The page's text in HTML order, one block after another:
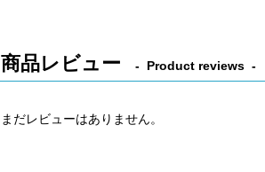
商品レビュー Product reviews
まだレビューはありません。